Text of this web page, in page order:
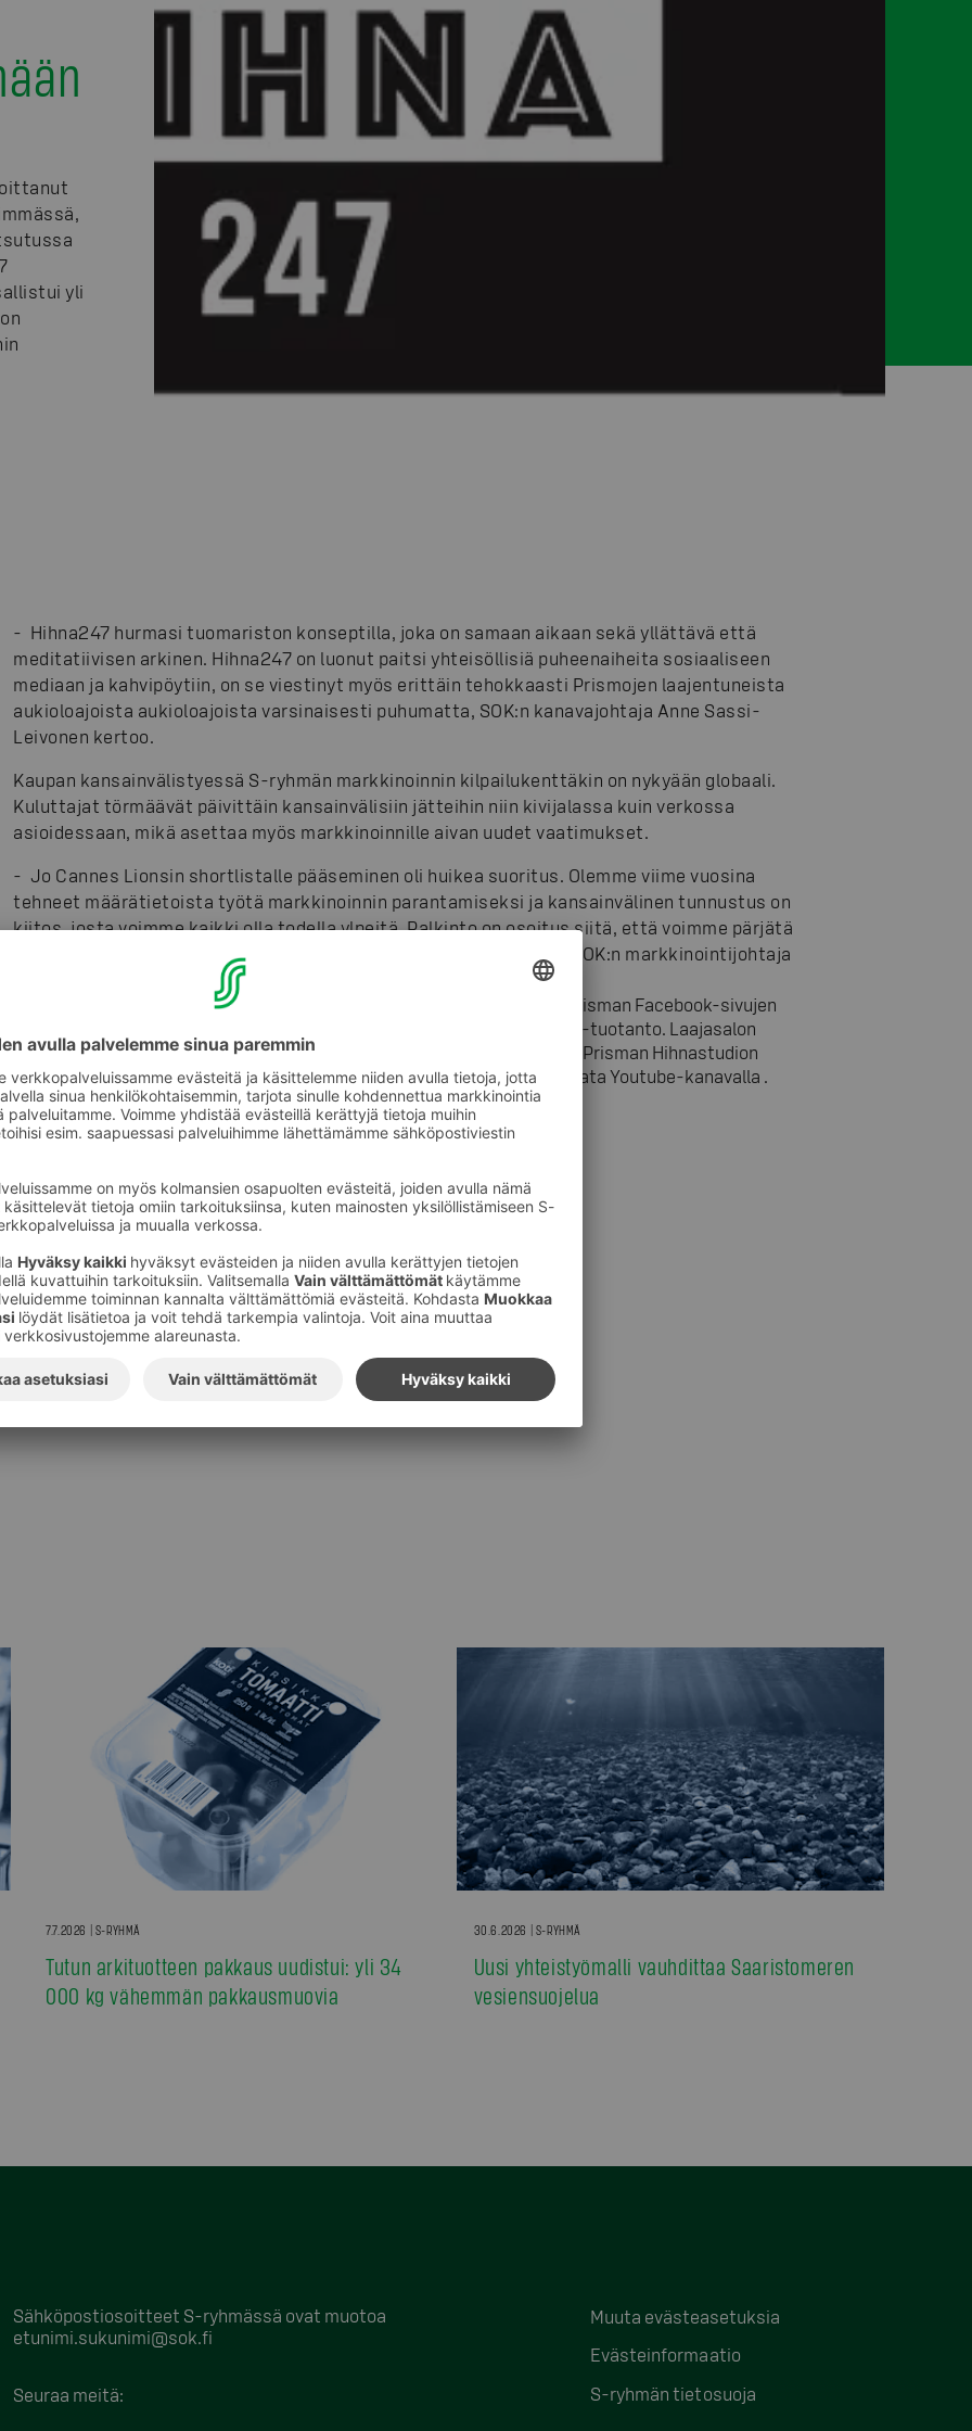
yli
- Hihna247 hurmasi tuomariston konseptilla, joka on samaan aikaan sekä yllättävä että
meditatiivisen arkinen. Hihna247 on luonut paitsi yhteisöllisiä puheenaiheita sosiaaliseen
mediaan ja kahvipöytiin, on se viestinyt myös erittäin tehokkaasti Prismojen laajentuneista
aukioloajoista aukioloajoista varsinaisesti puhumatta, SOK:n kanavajohtaja Anne Sassi-
Leivonen kertoo.
Kaupan kansainvälistyessä S-ryhmän markkinoinnin kilpailukenttäkin on nykyään globaali.
Kuluttajat törmäävät päivittäin kansainvälisiin jätteihin niin kivijalassa kuin verkossa
asioidessaan, mikä asettaa myös markkinoinnille aivan uudet vaatimukset.
- Jo Cannes Lionsin shortlistalle pääseminen oli huikea suoritus. Olemme viime vuosina
tehneet määrätietoista työtä markkinoinnin parantamiseksi ja kansainvälinen tunnustus on
kiitos, josta voimme kaikki olla todella ylpeitä. Palkinto on osoitus siitä, että voimme pärjätä
kovassa kansainvälisessä kilpailussa myös markkinoinnin osalta, SOK:n markkinointijohtaja
Seuraava Hihna247 nähdään jo tänään juhannusaattona klo 16 alkaen Prisman Facebook-sivujen
livelähetyksenä. Lähetyksen rinnalle tehdään tällä kertaa myös spin-off-tuotanto. Laajasalon
opiston viestinnän opiskelijat katsovat ja kommentoivat Hihnaa Kaaren Prisman Hihnastudion
sohvalta. Opiskelijoiden rentoa ja reaaliaikaista kommentointia voi seurata Youtube-kanavalla .
Kuvat:S-Ryhmä
Tilaa S-ryhmän tiedotteet
7.7.2026 | S-RYHMÄ
Tutun arkituotteen pakkaus uudistui: yli 34
000 kg vähemmän pakkausmuovia
30.6.2026 | S-RYHMÄ
Uusi yhteistyömalli vauhdittaa Saaristomeren
vesiensuojelua
Sähköpostiosoitteet S-ryhmässä ovat muotoa
etunimi.sukunimi@sok.fi
Seuraa meitä:
Muuta evästeasetuksia
Evästeinformaatio
S-ryhmän tietosuoja